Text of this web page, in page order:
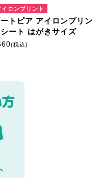
A4サイズ
ズ
ズ
ルダー
イロンプリント
ートピア アイロンプリン
シート はがきサイズ
(税込)